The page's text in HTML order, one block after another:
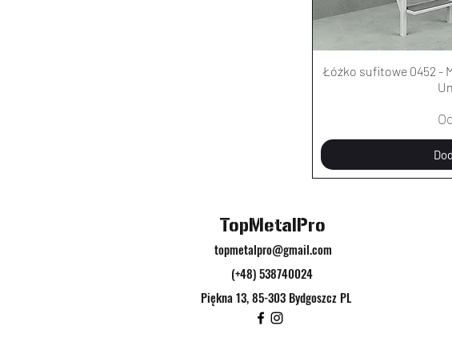
Łóżko sufitowe 0452 -
TopMetalPro
topmetalpro@gmail.com
(+48) 538740024
Piękna 13, 85-303 Bydgoszcz PL